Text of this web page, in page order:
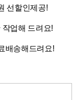
선할인제공!
업해 드려요!
배송해드려요!